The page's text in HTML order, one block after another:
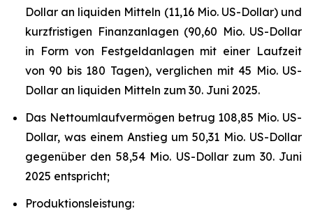
Dollar an liquiden Mitteln (11,16 Mio. US-Dollar) und
kurzfristigen Finanzanlagen (90,60 Mio. US-Dollar
in Form von Festgeldanlagen mit einer Laufzeit
von 90 bis 180 Tagen), verglichen mit 45 Mio. US-
Dollar an liquiden Mitteln zum 30. Juni 2025.
Das Nettoumlaufvermögen betrug 108,85 Mio. US-
Dollar, was einem Anstieg um 50,31 Mio. US-Dollar
gegenüber den 58,54 Mio. US-Dollar zum 30. Juni
2025 entspricht;
Produktionsleistung: